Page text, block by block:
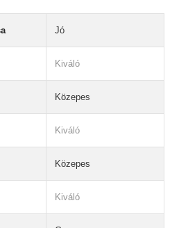
Jó
Kiváló
Közepes
Kiváló
Közepes
Kiváló